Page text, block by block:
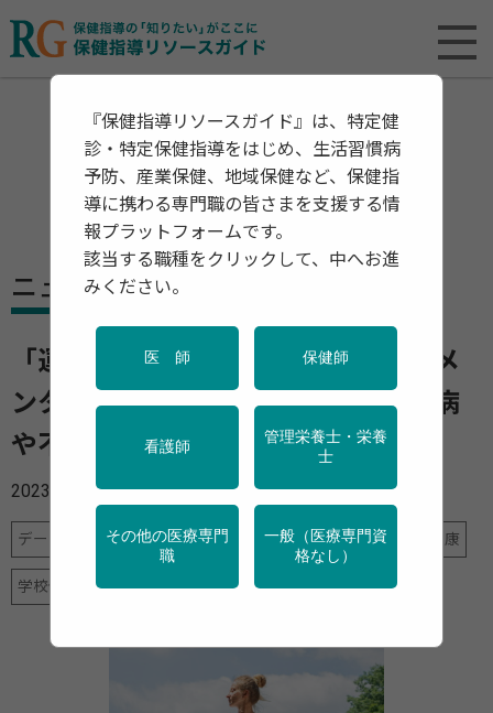
ニュース
「運動」と「マインドフルネス」でメ
ンタルヘルスを改善 働く人のうつ病
や不安障害に効果があることを実証
2023年04月17日
データヘルス計画 メンタルヘルス 地域保健 女性の健康
学校保健 特定保健指導 産業保健 運動 高齢者
『保健指導リソースガイド』は、特定健
診・特定保健指導をはじめ、生活習慣病
予防、産業保健、地域保健など、保健指
導に携わる専門職の皆さまを支援する情
報プラットフォームです。
該当する職種をクリックして、中へお進
みください。
医 師 保健師
看護師
管理栄養士・栄養
士
その他の医療専門
職
一般（医療専門資
格なし）